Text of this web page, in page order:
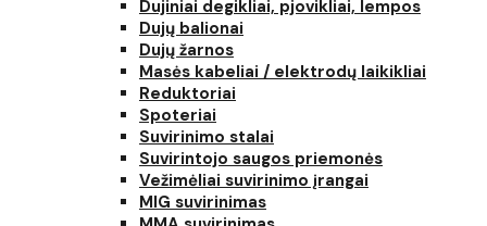
Dujiniai degikliai, pjovikliai, lempos
Dujų balionai
Dujų žarnos
Masės kabeliai / elektrodų laikikliai
Reduktoriai
Spoteriai
Suvirinimo stalai
Suvirintojo saugos priemonės
Vežimėliai suvirinimo įrangai
MIG suvirinimas